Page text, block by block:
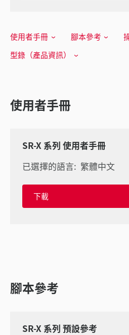
使用者手冊 腳本參考
型錄（產品資訊）
使用者手冊
SR-X 系列 使用者手冊
已選擇的語言: 繁體中文
下載
腳本參考
SR-X 系列 預設參考